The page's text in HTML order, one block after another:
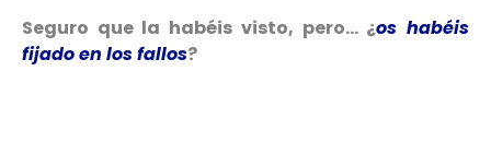
Seguro que la habéis visto, pero… ¿os habéis
fijado en los fallos?